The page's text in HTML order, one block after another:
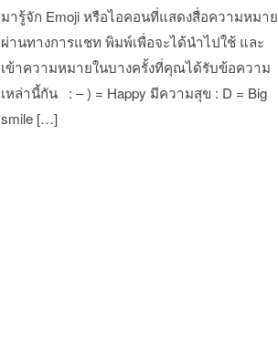
มารู้จัก Emoji หรือไอคอนที่แสดงสื่อความหมาย
ผ่านทางการแชท พิมพ์เพื่อจะได้นำไปใช้ และ
เข้าความหมายในบางครั้งที่คุณได้รับข้อความ
เหล่านี้กัน : – ) = Happy มีความสุข : D = Big
smile […]